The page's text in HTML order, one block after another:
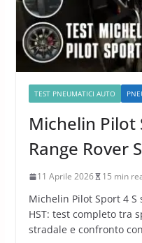
TEST PNEUMATICI AUTO
Michelin Pilot
Range Rover
11 Aprile 2026 15 min
Michelin Pilot Sport 4 S
HST: test completo tra
stradale e confronto